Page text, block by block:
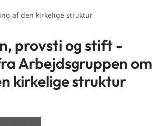
af den kirkelige struktur
provsti og stift -
Arbejdsgruppen om
kirkelige struktur